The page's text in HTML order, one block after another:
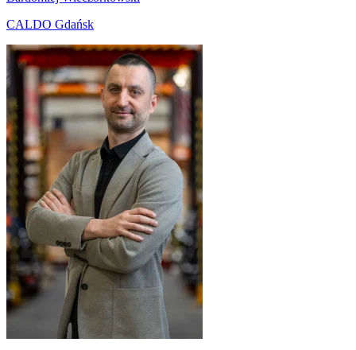
CALDO Gdańsk